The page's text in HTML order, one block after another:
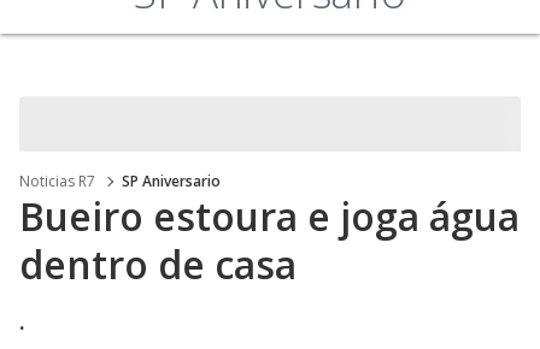
Noticias R7 SP Aniversario
Bueiro estoura e joga água
dentro de casa
.